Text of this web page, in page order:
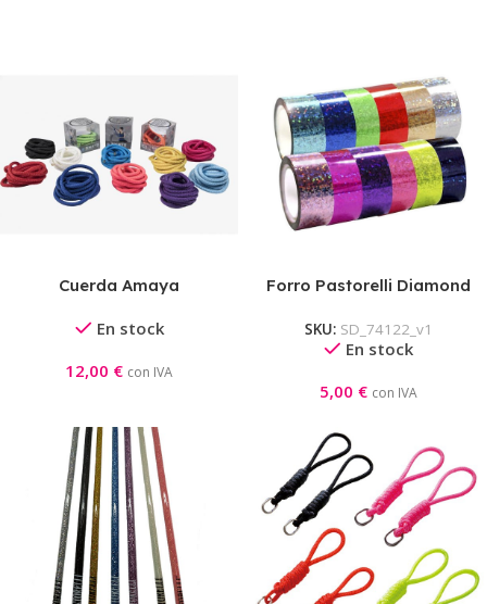
Cuerda Amaya
En stock
12,00 € con IVA
Forro Pastorelli Diamond
SKU: SD_74122_v1
En stock
5,00 € con IVA